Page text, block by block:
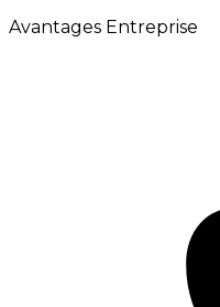
Avantages Entreprise